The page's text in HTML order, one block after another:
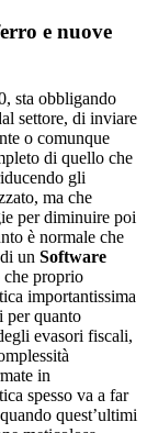
e nuove
sta obbligando
settore, di inviare
o comunque
di quello che
gli
ma che
per diminuire poi
è normale che
un Software
che proprio
importantissima
per quanto
evasori fiscali,
in
spesso va a far
quest’ultimi